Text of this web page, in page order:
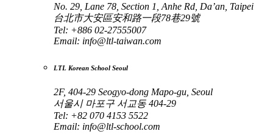
No. 29, Lane 78, Section 1, Anhe Rd, Da’an, Taipei
台北市大安區安和路一段78巷29號
Tel: +886 02-27555007
Email: info@ltl-taiwan.com
LTL Korean School Seoul
2F, 404-29 Seogyo-dong Mapo-gu, Seoul
서울시 마포구 서교동 404-29
Tel: +82 070 4153 5522
Email: info@ltl-school.com